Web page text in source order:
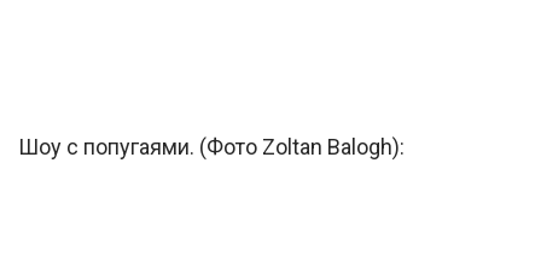
Шоу с попугаями. (Фото Zoltan Balogh):